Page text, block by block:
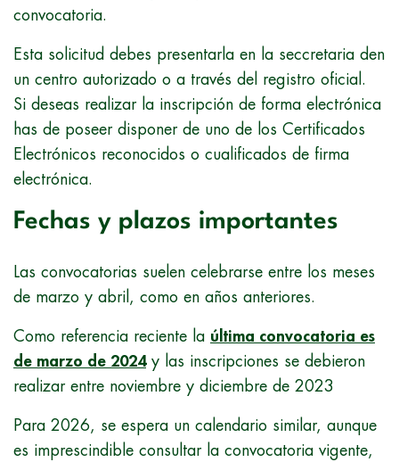
convocatoria.
Esta solicitud debes presentarla en la seccretaria den
un centro autorizado o a través del registro oficial.
Si deseas realizar la inscripción de forma electrónica
has de poseer disponer de uno de los Certificados
Electrónicos reconocidos o cualificados de firma
electrónica.
Fechas y plazos importantes
Las convocatorias suelen celebrarse entre los meses
de marzo y abril, como en años anteriores.
Como referencia reciente la última convocatoria es
de marzo de 2024y las inscripciones se debieron
realizar entre noviembre y diciembre de 2023
Para 2026, se espera un calendario similar, aunque
es imprescindible consultar la convocatoria vigente,